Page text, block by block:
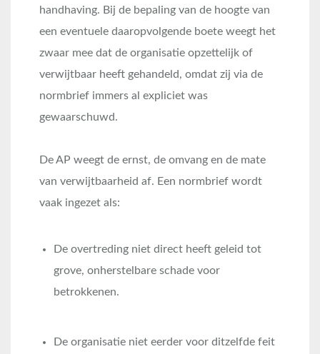
handhaving. Bij de bepaling van de hoogte van
een eventuele daaropvolgende boete weegt het
zwaar mee dat de organisatie opzettelijk of
verwijtbaar heeft gehandeld, omdat zij via de
normbrief immers al expliciet was
gewaarschuwd.
De AP weegt de ernst, de omvang en de mate
van verwijtbaarheid af. Een normbrief wordt
vaak ingezet als:
De overtreding niet direct heeft geleid tot
grove, onherstelbare schade voor
betrokkenen.
De organisatie niet eerder voor ditzelfde feit